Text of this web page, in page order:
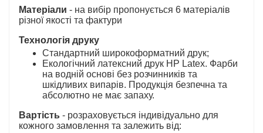
Матеріали - на вибір пропонується 6 матеріалів
різної якості та фактури
Технологія друку
Стандартний широкоформатний друк;
Екологічний латексний друк HP Latex. Фарби
на водній основі без розчинників та
шкідливих випарів. Продукція безпечна та
абсолютно не має запаху.
Вартість - розраховується індивідуально для
кожного замовлення та залежить від: